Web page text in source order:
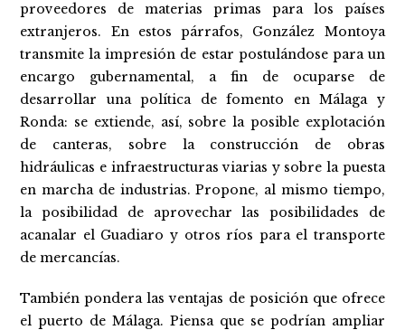
proveedores de materias primas para los países
extranjeros. En estos párrafos, González Montoya
transmite la impresión de estar postulándose para un
encargo gubernamental, a fin de ocuparse de
desarrollar una política de fomento en Málaga y
Ronda: se extiende, así, sobre la posible explotación
de canteras, sobre la construcción de obras
hidráulicas e infraestructuras viarias y sobre la puesta
en marcha de industrias. Propone, al mismo tiempo,
la posibilidad de aprovechar las posibilidades de
acanalar el Guadiaro y otros ríos para el transporte
de mercancías.
También pondera las ventajas de posición que ofrece
el puerto de Málaga. Piensa que se podrían ampliar